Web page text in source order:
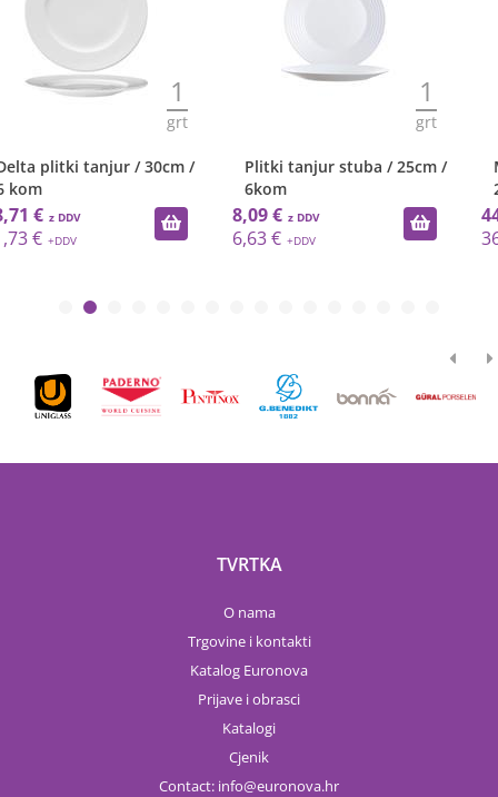
Plitki tanjur stuba / 25cm /
6kom
8,09 €
6,63 €
Merid plitki tanjur /
27x27cm / 6 kom
44,48 €
36,46 €
TVRTKA
O nama
Trgovine i kontakti
Katalog Euronova
Prijave i obrasci
Katalogi
Cjenik
Contact: info euronova.hr